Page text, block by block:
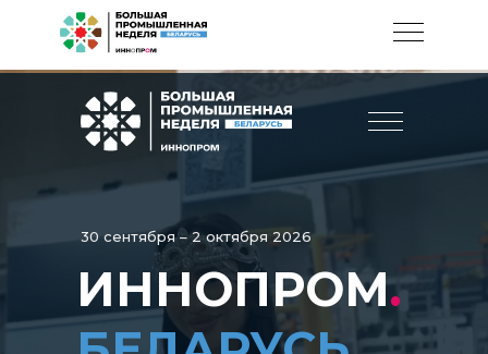
ИННОПРОМ.
30 сентября – 2 октября 2026